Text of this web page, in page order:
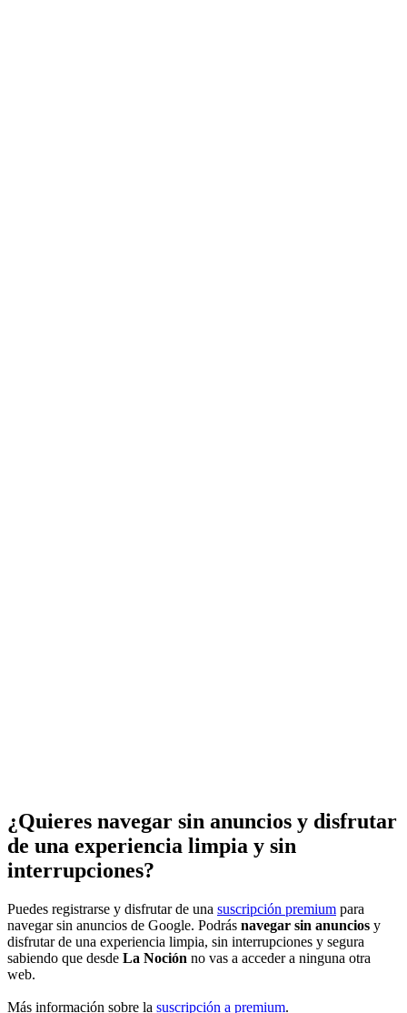
¿Quieres navegar sin anuncios y disfrutar
de una experiencia limpia y sin
interrupciones?
Puedes registrarse y disfrutar de una suscripción premium para
navegar sin anuncios de Google. Podrás navegar sin anuncios y
disfrutar de una experiencia limpia, sin interrupciones y segura
sabiendo que desde La Noción no vas a acceder a ninguna otra
web.
Más información sobre la suscripción a premium.